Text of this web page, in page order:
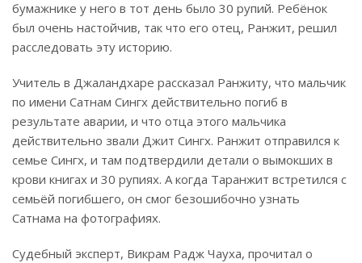
бумажнике у него в тот день было 30 рупий. Ребёнок
был очень настойчив, так что его отец, Ранжит, решил
расследовать эту историю.
Учитель в Джаландхаре рассказал Ранжиту, что мальчик
по имени Сатнам Сингх действительно погиб в
результате аварии, и что отца этого мальчика
действительно звали Джит Сингх. Ранжит отправился к
семье Сингх, и там подтвердили детали о вымокших в
крови книгах и 30 рупиях. А когда Таранжит встретился с
семьёй погибшего, он смог безошибочно узнать
Сатнама на фотографиях.
Судебный эксперт, Викрам Радж Чауха, прочитал о